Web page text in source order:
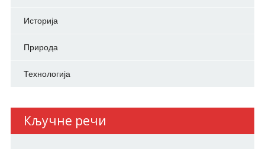
Историја
Природа
Технологија
Кључне речи